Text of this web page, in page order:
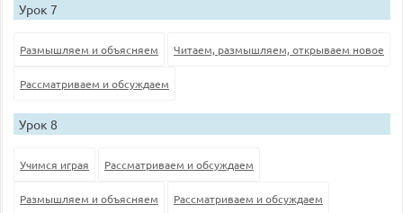
Урок 7
Размышляем и объясняем Читаем, размышляем, открываем новое
Рассматриваем и обсуждаем
Урок 8
Учимся играя Рассматриваем и обсуждаем
Размышляем и объясняем Рассматриваем и обсуждаем